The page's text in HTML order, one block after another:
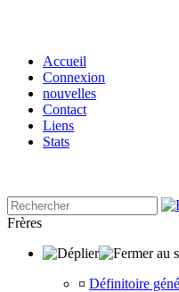
Accueil
Connexion
nouvelles
Contact
Liens
Stats
Frères
au
¤ Définitoire